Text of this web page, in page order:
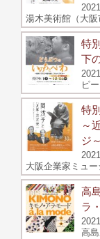
湯木美術館（大阪
特
下
ピ
特
～
ジ
大阪企業家ミュー
高
ラ
高